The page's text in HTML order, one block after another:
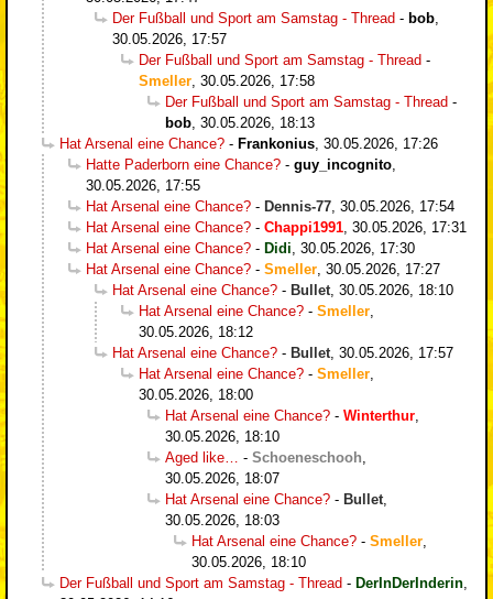
Der Fußball und Sport am Samstag - Thread - bob
30.05.2026, 17:57
Der Fußball und Sport am Samstag - Thread -
Smeller 30.05.2026, 17:58
Der Fußball und Sport am Samstag - Thread -
bob 30.05.2026, 18:13
Hat Arsenal eine Chance? - Frankonius 30.05.2026, 17:26
Hatte Paderborn eine Chance? - guy_incognito
30.05.2026, 17:55
Hat Arsenal eine Chance? - Dennis-77 30.05.2026, 17:54
Hat Arsenal eine Chance? - Chappi1991 30.05.2026, 17:31
Hat Arsenal eine Chance? - Didi 30.05.2026, 17:30
Hat Arsenal eine Chance? - Smeller 30.05.2026, 17:27
Hat Arsenal eine Chance? - Bullet 30.05.2026, 18:10
Hat Arsenal eine Chance? - Smeller
30.05.2026, 18:12
Hat Arsenal eine Chance? - Bullet 30.05.2026, 17:57
Hat Arsenal eine Chance? - Smeller
30.05.2026, 18:00
Hat Arsenal eine Chance? - Winterthur
30.05.2026, 18:10
Aged like…
- Schoeneschooh
30.05.2026, 18:07
Hat Arsenal eine Chance? - Bullet
30.05.2026, 18:03
Hat Arsenal eine Chance? - Smeller
30.05.2026, 18:10
Der Fußball und Sport am Samstag - Thread - DerInDerInderin